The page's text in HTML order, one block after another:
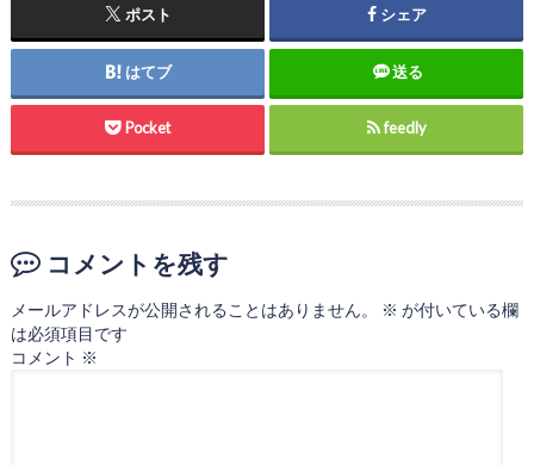
ポスト シェア
はてブ 送る
Pocket feedly
コメントを残す
メールアドレスが公開されることはありません。 ※ が付いている欄
は必須項目です
コメント ※